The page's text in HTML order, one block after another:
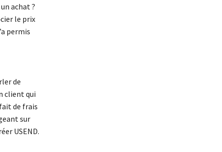
achat ?
le prix
permis
de
client qui
de frais
sur
USEND.